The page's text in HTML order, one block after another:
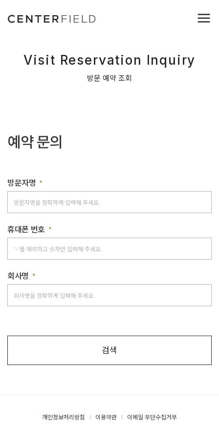
Visit Reservation Inquiry
방문 예약 조회
예약 문의
방문자명 *
휴대폰 번호 *
회사명 *
검색
개인정보처리방침 이용약관 이메일 무단수집거부